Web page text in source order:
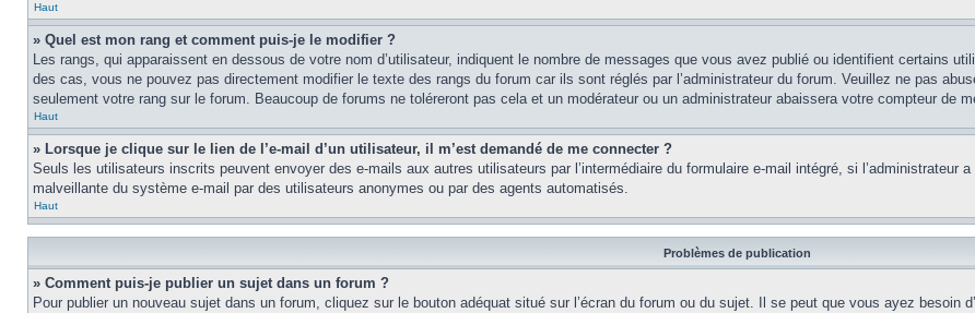
Haut
» Quel est mon rang et comment puis-je le modifier ?
Les rangs, qui apparaissent en dessous de votre nom d’utilisateur, indiquent le nombre de messages que vous avez publié ou identifient certains
des cas, vous ne pouvez pas directement modifier le texte des rangs du forum car ils sont réglés par l’administrateur du forum. Veuillez ne pas
seulement votre rang sur le forum. Beaucoup de forums ne toléreront pas cela et un modérateur ou un administrateur abaissera votre compteur de
Haut
» Lorsque je clique sur le lien de l’e-mail d’un utilisateur, il m’est demandé de me connecter ?
Seuls les utilisateurs inscrits peuvent envoyer des e-mails aux autres utilisateurs par l’intermédiaire du formulaire e-mail intégré, si l’administrateur
malveillante du système e-mail par des utilisateurs anonymes ou par des agents automatisés.
Haut
Problèmes de publication
» Comment puis-je publier un sujet dans un forum ?
Pour publier un nouveau sujet dans un forum, cliquez sur le bouton adéquat situé sur l’écran du forum ou du sujet. Il se peut que vous ayez besoin